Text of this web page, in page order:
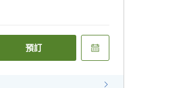
預訂